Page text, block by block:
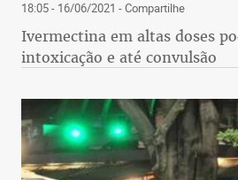
18:05 - 16/06/2021 - Compartilhe
Ivermectina em altas doses
intoxicação e até convulsão